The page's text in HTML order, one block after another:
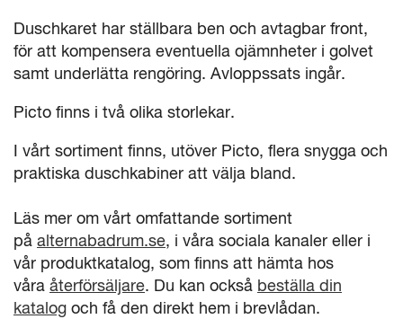
Duschkaret har ställbara ben och avtagbar front,
för att kompensera eventuella ojämnheter i golvet
samt underlätta rengöring. Avloppssats ingår.
Picto finns i två olika storlekar.
I vårt sortiment finns, utöver Picto, flera snygga och
praktiska duschkabiner att välja bland.
Läs mer om vårt omfattande sortiment
på alternabadrum.se, i våra sociala kanaler eller i
vår produktkatalog, som finns att hämta hos
våra återförsäljare. Du kan också beställa din
katalog och få den direkt hem i brevlådan.